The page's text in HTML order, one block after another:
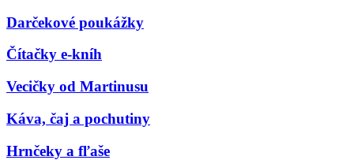
Darčekové poukážky
Čítačky e-kníh
Vecičky od Martinusu
Káva, čaj a pochutiny
Hrnčeky a fľaše